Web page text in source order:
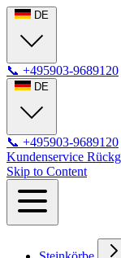
DE
📞 +495903-9689120
DE
📞 +495903-9689120
Kundenservice
Skip to Content